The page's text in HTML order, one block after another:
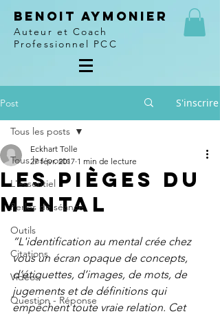
Benoit Aymonier
Auteur et Coach
Professionnel PCC
Post S'inscrire
Tous les posts
L'essentiel
Perles de séance
Outils
Citations
Vidéos
Question - Réponse
Tous les posts
Les pièges du
mental
Eckhart Tolle
27 févr. 2017 1 min de lecture
“L'identification au mental crée chez
vous un écran opaque de concepts,
d’étiquettes, d’images, de mots, de
jugements et de définitions qui
empêchent toute vraie relation. Cet